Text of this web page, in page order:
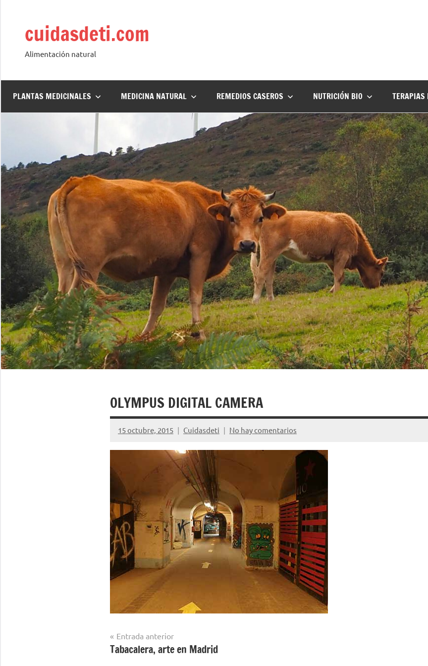
contenidocuidasdeti.com
Alimentación natural
PLANTAS MEDICINALES MEDICINA NATURAL REMEDIOS CASEROS NUTRICIÓN BIO TERAPIAS
OLYMPUS DIGITAL CAMERA
15 octubre, 2015 Cuidasdeti No hay comentarios
Navegación
de
Entrada anterior
Tabacalera, arte en Madrid